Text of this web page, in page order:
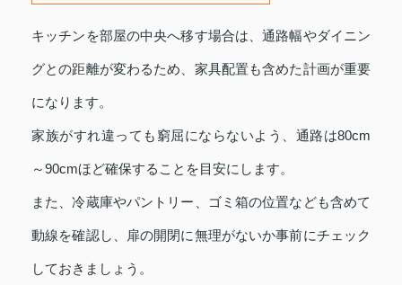
キッチンを部屋の中央へ移す場合は、通路幅やダイニン
グとの距離が変わるため、家具配置も含めた計画が重要
になります。
家族がすれ違っても窮屈にならないよう、通路は80cm
～90cmほど確保することを目安にします。
また、冷蔵庫やパントリー、ゴミ箱の位置なども含めて
動線を確認し、扉の開閉に無理がないか事前にチェック
しておきましょう。